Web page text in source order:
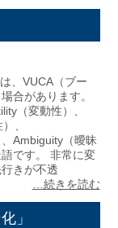
、VUCA（ブー
合があります。
（変動性）、
、
Ambiguity（曖昧
です。 非常に変
きが不透
…続きを読む
」